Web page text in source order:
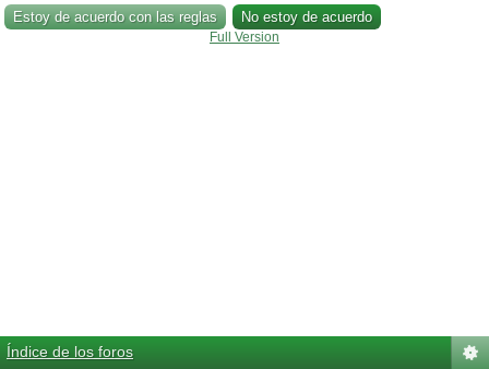
Full Version
Índice de los foros